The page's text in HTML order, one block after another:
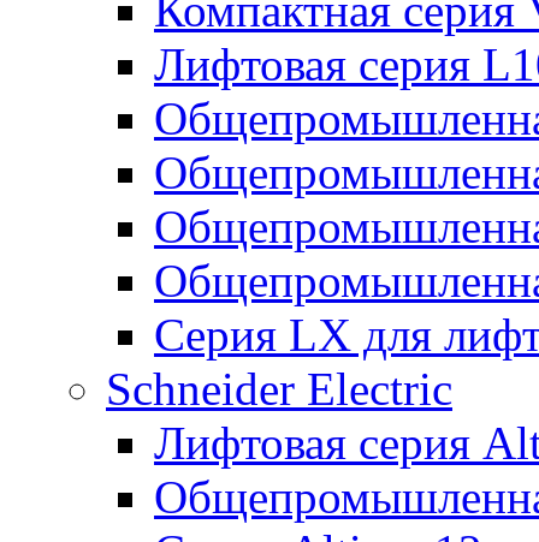
Лифтовая серия
Серия LX для
Schneider Electric
Лифтовая серия